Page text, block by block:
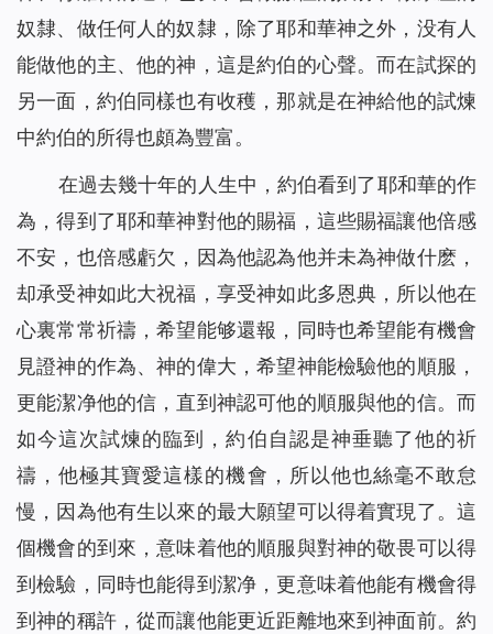
奴隸、做任何人的奴隸，除了耶和華神之外，没有人
能做他的主、他的神，這是約伯的心聲。而在試探的
另一面，約伯同樣也有收穫，那就是在神給他的試煉
中約伯的所得也頗為豐富。
在過去幾十年的人生中，約伯看到了耶和華的作
為，得到了耶和華神對他的賜福，這些賜福讓他倍感
不安，也倍感虧欠，因為他認為他并未為神做什麽，
却承受神如此大祝福，享受神如此多恩典，所以他在
心裏常常祈禱，希望能够還報，同時也希望能有機會
見證神的作為、神的偉大，希望神能檢驗他的順服，
更能潔净他的信，直到神認可他的順服與他的信。而
如今這次試煉的臨到，約伯自認是神垂聽了他的祈
禱，他極其寶愛這樣的機會，所以他也絲毫不敢怠
慢，因為他有生以來的最大願望可以得着實現了。這
個機會的到來，意味着他的順服與對神的敬畏可以得
到檢驗，同時也能得到潔净，更意味着他能有機會得
到神的稱許，從而讓他能更近距離地來到神面前。約